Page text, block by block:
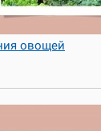
овощей